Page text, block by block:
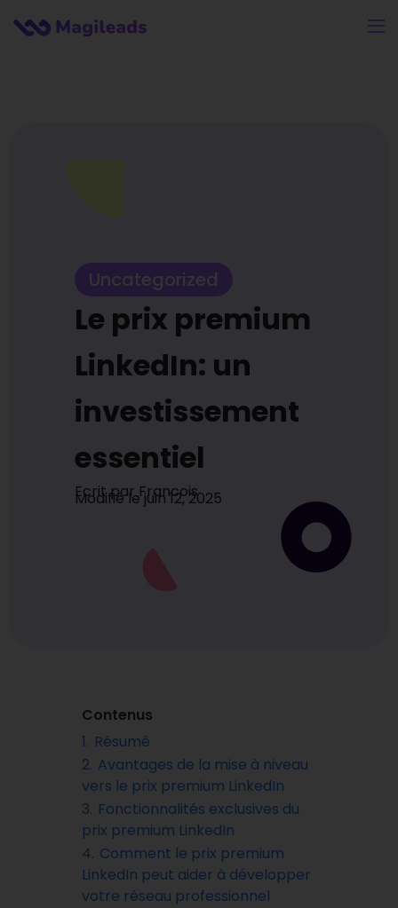
Uncategorized
Le prix premium
LinkedIn: un
investissement
essentiel
Ecrit parFrancois
Modifié le juin 12, 2025
Contenus
1. Résumé
2. Avantages de la mise à niveau
vers le prix premium LinkedIn
3. Fonctionnalités exclusives du
prix premium LinkedIn
4. Comment le prix premium
LinkedIn peut aider à développer
votre réseau professionnel